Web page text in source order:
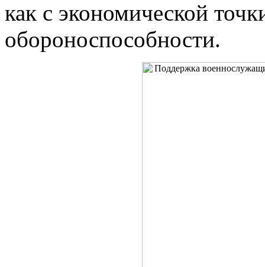
как с экономической
обороноспособности.